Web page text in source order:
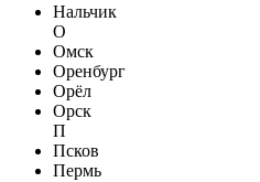
Нальчик
О
Омск
Оренбург
Орёл
Орск
П
Псков
Пермь